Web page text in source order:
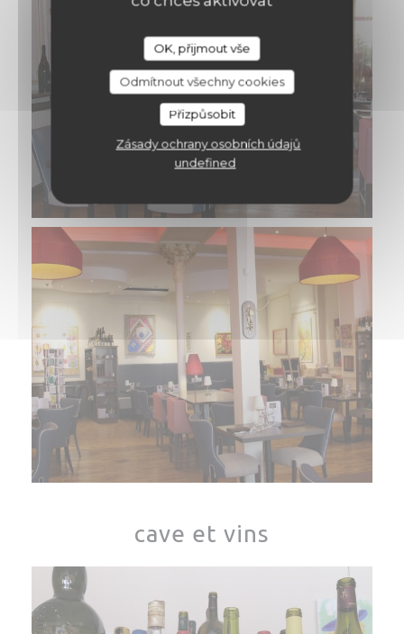
OK, přijmout vše
Odmítnout všechny cookies
Přizpůsobit
Zásady ochrany osobních údajů
undefined
cave et vins